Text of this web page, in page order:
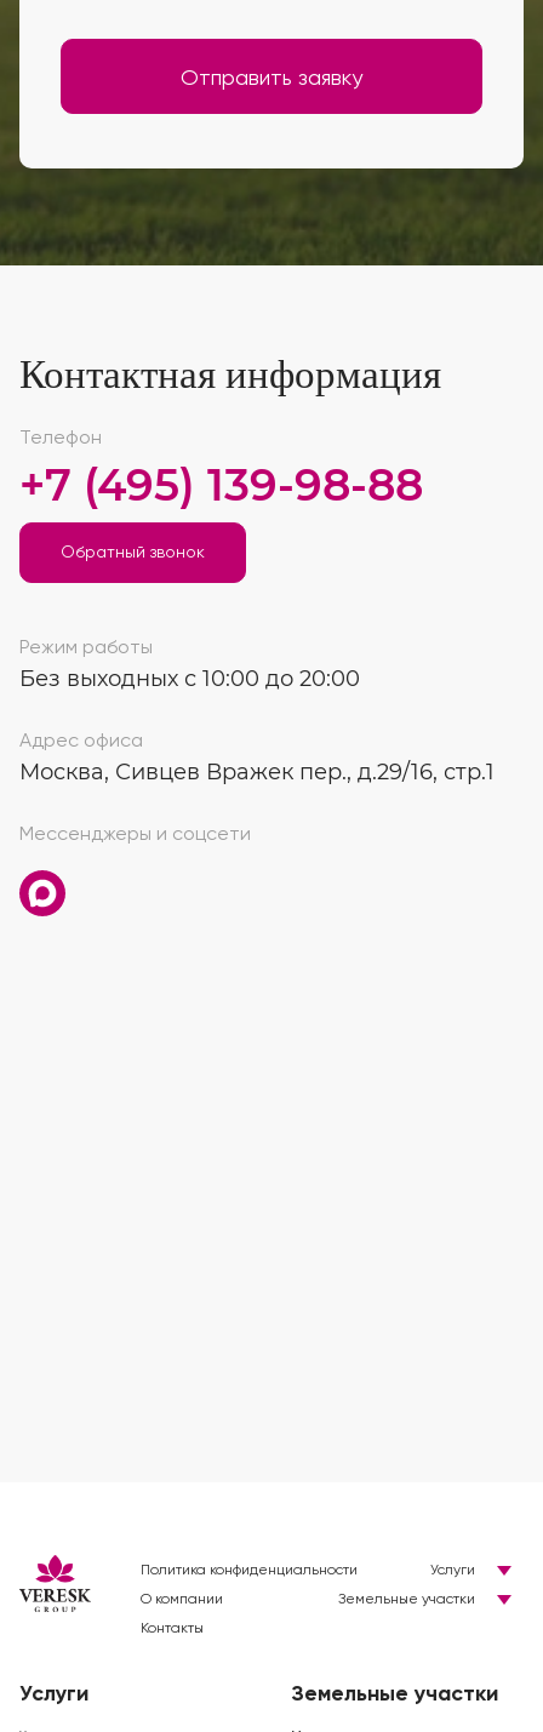
Отправить заявку
Контактная информация
Телефон
+7 (495) 139-98-88
Обратный звонок
Режим работы
Без выходных с 10:00 до 20:00
Адрес офиса
Москва, Сивцев Вражек пер., д.29/16, стр.1
Мессенджеры и соцсети
Услуги
Земельные участки
О компании
Контакты
Политика конфиденциальности
Услуги Земельные участки